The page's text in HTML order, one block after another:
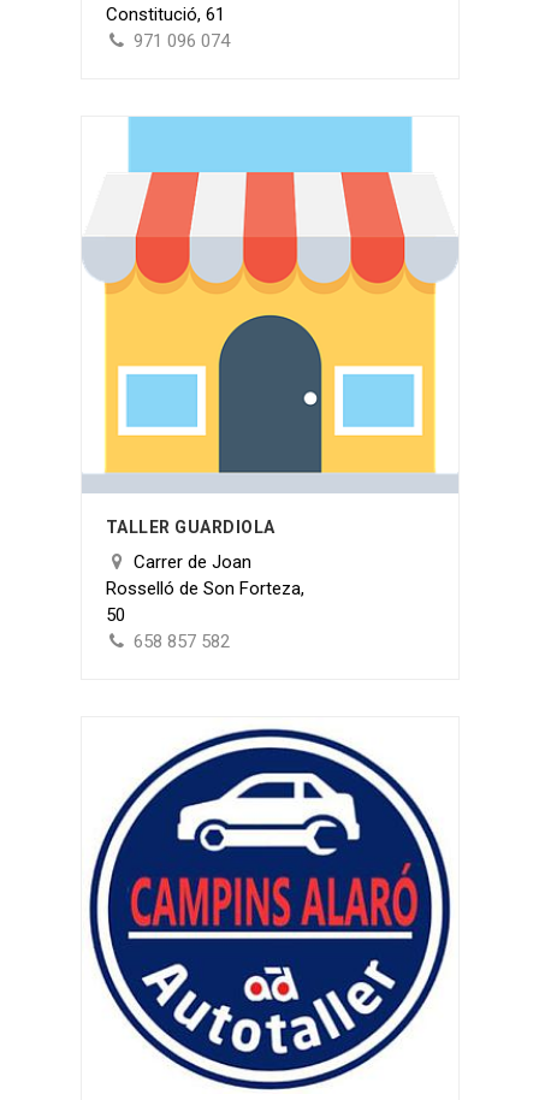
Constitució, 61
971 096 074
TALLER GUARDIOLA
Carrer de Joan
Rosselló de Son Forteza,
50
658 857 582